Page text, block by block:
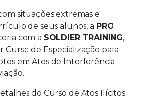
situações extremas e
de seus alunos, a PRO
com a SOLDIER TRAINING,
Curso de Especialização para
em Atos de Interferência
do Curso de Atos Ilícitos